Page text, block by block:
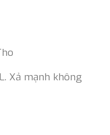
Xả mạnh không